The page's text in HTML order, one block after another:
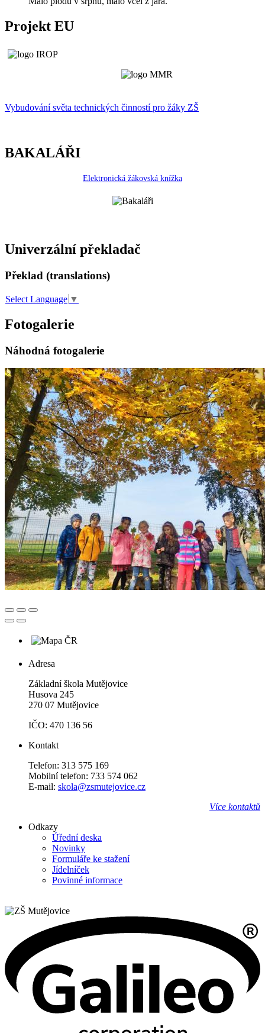
Projekt EU
Vybudování světa technických činností pro žáky ZŠ
BAKALÁŘI
Elektronická žákovská knížka
Univerzální překladač
Překlad (translations)
Select Language ▼
Fotogalerie
Náhodná fotogalerie
Adresa
Základní škola Mutějovice
Husova 245
270 07 Mutějovice
IČO: 470 136 56
Kontakt
Telefon: 313 575 169
Mobilní telefon: 733 574 062
E-mail: skola@zsmutejovice.cz
Více kontaktů
Odkazy
Úřední deska
Novinky
Formuláře ke stažení
Jídelníček
Povinné informace